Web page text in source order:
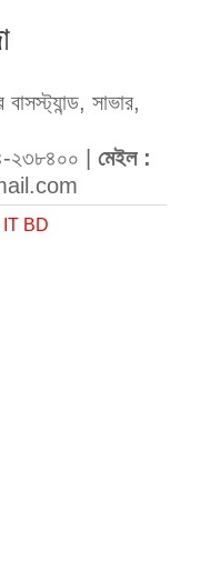
সাভার,
২৩৮৪০০ | মেইল :
IT BD